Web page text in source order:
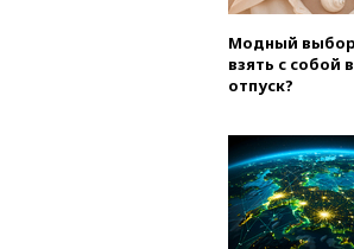
Модный
взять с собой в
отпуск?